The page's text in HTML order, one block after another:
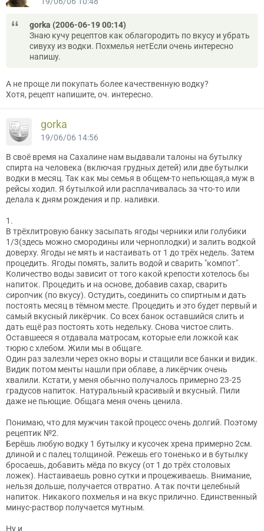
gorka (2006-06-19 00:14)
Знаю кучу рецептов как облагородить по вкусу и убрать
сивуху из водки. Похмелья нетЕсли очень интересно
напишу.
А не проще ли покупать более качественную водку?
Хотя, рецепт напишите, оч. интересно.
gorka
19/06/06 14:56
В своё время на Сахалине нам выдавали талоны на бутылку
спирта на человека (включая грудных детей) или две бутылки
водки в месяц. Так как мы семья в общем-то непьющая,а муж в
рейсы ходил. Я бутылкой или расплачивалась за что-то или
делала к дням рождения и пр. наливки.
1.
В трёхлитровую банку засыпать ягоды черники или голубики
1/3(здесь можно смородины или черноплодки) и залить водкой
доверху. Ягоды не мять и настаивать от 1 до трёх недель. Затем
процедить. Ягоды помять, залить водой и сварить "компот".
Количество воды зависит от того какой крепости хотелось бы
напиток. Процедить и на основе, добавив сахар, сварить
сиропчик (по вкусу). Остудить, соединить со спиртным и дать
постоять месяц в тёмном месте. Процедить и это будет первый и
самый вкусный ликёрчик. Со всех банок оставшийся слить и
дать ещё раз постоять хоть недельку. Снова чистое слить.
Оставшееся я отдавала матросам, которые ели ложкой как
тюрю с хлебом. Жили мы в общаге.
Один раз залезли через окно воры и стащили все банки и видик.
Видик потом менты нашли при облаве, а ликёрчик очень
хвалили. Кстати, у меня обычно получалось примерно 23-25
градусов напиток. Натуральный красивый и вкусный. Пили
даже не пьющие. Общага меня очень ценила.
Понимаю, что для мужчин такой процесс очень долгий. Поэтому
рецептик №2.
Берёшь любую водку 1 бутылку и кусочек хрена примерно 2см.
длиной и с палец толщиной. Режешь его тоненько и в бутылку
бросаешь, добавить мёда по вкусу (от 1 до трёх столовых
ложек). Настаиваешь ровно сутки и процеживаешь. Внимание,
нельзя дольше, получается отвратно. А так почти целебный
напиток. Никакого похмелья и на вкус прилично. Единственный
минус-раствор получается мутным.
Ну и